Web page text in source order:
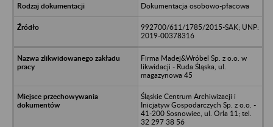
Dokumentacja osobowo-płacowa
992700/611/1785/2015-SAK; UNP:
2019-00378316
Firma Madej&Wróbel Sp. z o.o. w
likwidacji - Ruda Śląska, ul.
magazynowa 45
Śląskie Centrum Archiwizacji i
Inicjatyw Gospodarczych Sp. z o.o. -
41-200 Sosnowiec, ul. Orla 11; tel.
32 297 38 56